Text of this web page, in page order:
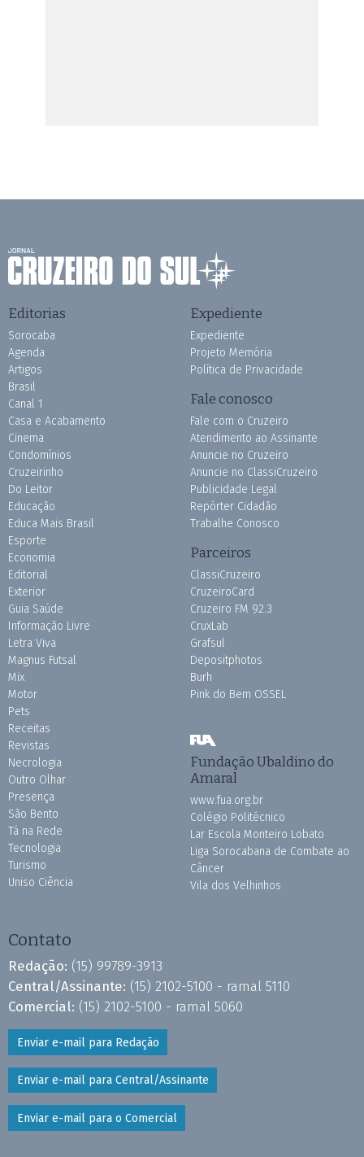
Editorias
Sorocaba
Agenda
Artigos
Brasil
Canal 1
Casa e Acabamento
Cinema
Condomínios
Cruzeirinho
Do Leitor
Educação
Educa Mais Brasil
Esporte
Economia
Editorial
Exterior
Guia Saúde
Informação Livre
Letra Viva
Magnus Futsal
Mix
Motor
Pets
Receitas
Revistas
Necrologia
Outro Olhar
Presença
São Bento
Tá na Rede
Tecnologia
Turismo
Uniso Ciência
Expediente
Expediente
Projeto Memória
Política de Privacidade
Fale conosco
Fale com o Cruzeiro
Atendimento ao Assinante
Anuncie no Cruzeiro
Anuncie no ClassiCruzeiro
Publicidade Legal
Repórter Cidadão
Trabalhe Conosco
Parceiros
ClassiCruzeiro
CruzeiroCard
Cruzeiro FM 92.3
CruxLab
Grafsul
Depositphotos
Burh
Pink do Bem OSSEL
Fundação Ubaldino do
Amaral
www.fua.org.br
Colégio Politécnico
Lar Escola Monteiro Lobato
Liga Sorocabana de Combate ao
Câncer
Vila dos Velhinhos
Contato
Redação: (15) 99789-3913
Central/Assinante: (15) 2102-5100 - ramal 5110
Comercial: (15) 2102-5100 - ramal 5060
Enviar e-mail para Redação
Enviar e-mail para Central/Assinante
Enviar e-mail para o Comercial